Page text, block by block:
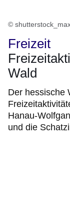
©
Freizeit
Wald
Der hessische
Hanau-
und die